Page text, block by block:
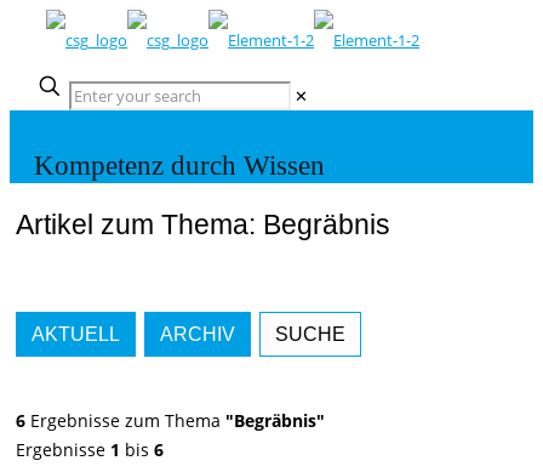
✕
Kompetenz durch Wissen
Artikel zum Thema: Begräbnis
AKTUELL ARCHIV SUCHE
6 Ergebnisse zum Thema "Begräbnis"
Ergebnisse 1 bis 6